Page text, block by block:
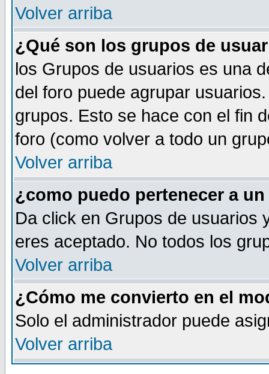
Volver arriba
¿Qué son los grupos de
los Grupos de usuarios es una
del foro puede agrupar
grupos. Esto se hace con el fin
foro (como volver a todo un
Volver arriba
¿como puedo pertenecer a
Da click en Grupos de usuarios
eres aceptado. No todos los
Volver arriba
¿Cómo me convierto en el
Solo el administrador puede
Volver arriba